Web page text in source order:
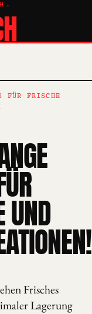
FÜR FRISCHE
UND
Frisches
Lagerung